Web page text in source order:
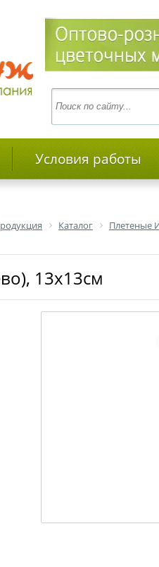
Условия работы
Каталог Плетеные
13х13см